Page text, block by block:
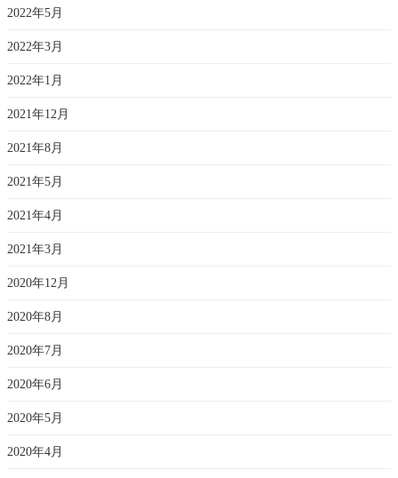
2022年5月
2022年3月
2022年1月
2021年12月
2021年8月
2021年5月
2021年4月
2021年3月
2020年12月
2020年8月
2020年7月
2020年6月
2020年5月
2020年4月